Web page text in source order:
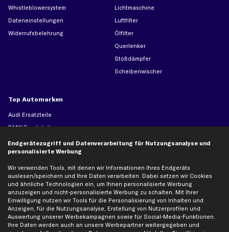
Whistleblowersystem
Dateneinstellungen
Widerrufsbelehrung
Lichtmaschine
Luftfilter
Ölfilter
Querlenker
Stoßdämpfer
Scheibenwischer
Top Automarken
Audi Ersatzteile
BMW Ersatzteile
Ford Ersatzteile
Mercedes-Benz Ersatzteile
Opel Ersatzteile
Peugeot Ersatzteile
Renault Ersatzteile
Seat Ersatzteile
Skoda Ersatzteile
VW Ersatzteile
Endgerätezugriff und Datenverarbeitung für Nutzungsanalyse und
personalisierte Werbung
Wir verwenden Tools, mit denen wir Informationen Ihres Endgeräts
auslesen/speichern und Ihre Daten verarbeiten. Dabei setzen wir Cookies
und ähnliche Technologien ein, um Ihnen personalisierte Werbung
anzuzeigen und nicht-personalisierte Werbung zu schalten. Mit Ihrer
Einwilligung nutzen wir Tools für die Personalisierung von Inhalten und
Anzeigen, für die Nutzungsanalyse, Erstellung von Nutzerprofilen und
Auswertung unserer Werbekampagnen sowie für Social-Media-Funktionen.
Ihre Daten werden auch an unsere Werbepartner weitergegeben und